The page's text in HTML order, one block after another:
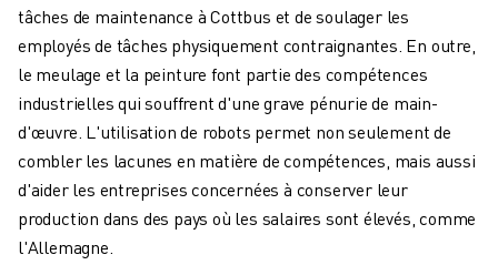
MACHINES DE MOULAGE PAR INJECTION ÉLECTRIQUES
RECHERCHE DE ROBOSHOT
ROBOSHOT MACHINES DE MOULAGE PAR INJECTION ÉLECTRIQUES
ROBOSHOT MATÉRIEL
LOGICIEL ROBOSHOT
DURABILITÉ DU ROBOSHOT
ROBOSHOT ENSEMBLE DE ROBOTS
ROBOSHOT MAINTENANCE PRÉVENTIVE
COÛT TOTAL D'UNE ROBOSHOT
tâches de maintenance à Cottbus et de soulager les
employés de tâches physiquement contraignantes. En outre,
le meulage et la peinture font partie des compétences
industrielles qui souffrent d'une grave pénurie de main-
d'œuvre. L'utilisation de robots permet non seulement de
combler les lacunes en matière de compétences, mais aussi
d'aider les entreprises concernées à conserver leur
production dans des pays où les salaires sont élevés, comme
l'Allemagne.